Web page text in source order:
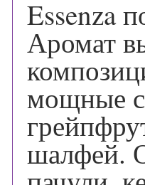
Essenza
Аромат
мощные
шалфей.